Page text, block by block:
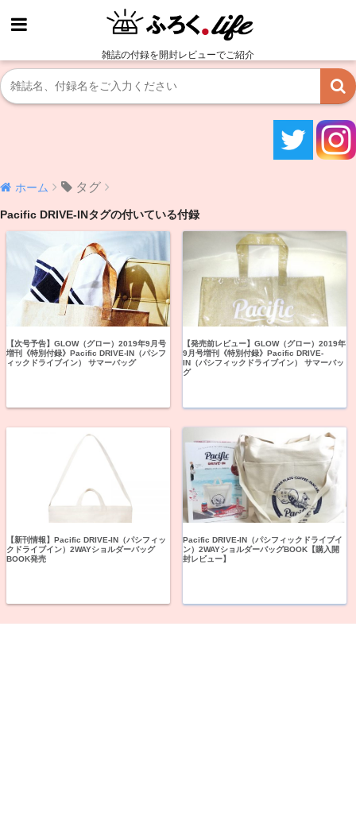
雑誌の付録を開封レビューでご紹介
ホーム タグ
Pacific DRIVE-INタグの付いている付録
【次号予告】GLOW（グロー）2019年9月号
増刊《特別付録》Pacific DRIVE-IN（パシフ
ィックドライブイン） サマーバッグ
【発売前レビュー】GLOW（グロー）2019年
9月号増刊《特別付録》Pacific DRIVE-
IN（パシフィックドライブイン） サマーバッ
グ
【新刊情報】Pacific DRIVE-IN（パシフィッ
クドライブイン）2WAYショルダーバッグ
BOOK発売
Pacific DRIVE-IN（パシフィックドライブイ
ン）2WAYショルダーバッグBOOK【購入開
封レビュー】